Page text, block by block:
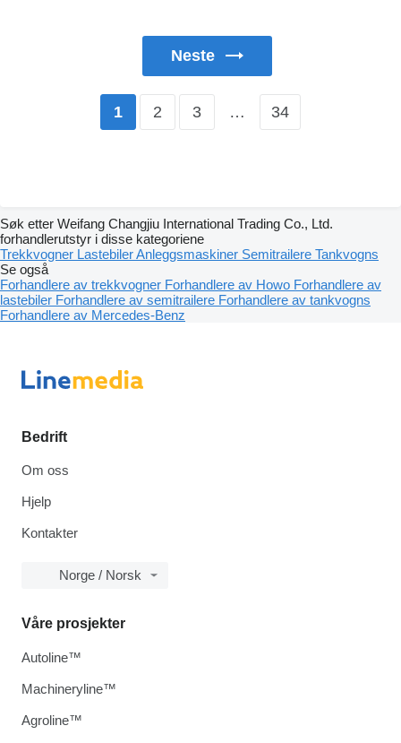
Neste
1 2 3 … 34
Søk etter Weifang Changjiu International Trading Co., Ltd.
forhandlerutstyr i disse kategoriene
Trekkvogner LastebilerAnleggsmaskiner Semitrailere Tankvogns
Se også
Forhandlere av trekkvogner Forhandlere av Howo Forhandlere av
lastebiler Forhandlere av semitrailere Forhandlere av tankvogns
Forhandlere av Mercedes-Benz
Bedrift
Om oss
Hjelp
Kontakter
Norge / Norsk
Våre prosjekter
Autoline™
Machineryline™
Agroline™